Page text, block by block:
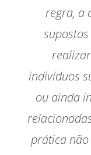
regra, a
indivíduos
ou ainda
prática